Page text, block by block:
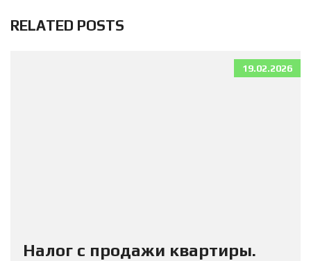
RELATED POSTS
19.02.2026
Налог с продажи квартиры.